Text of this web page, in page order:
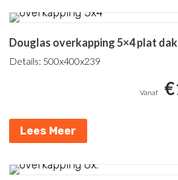
Douglas overkapping 5×4 plat dak
Details: 500x400x239
€
Lees Meer